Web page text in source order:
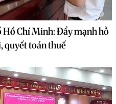
Hồ Chí Minh: Đẩy mạnh hỗ
quyết toán thuế